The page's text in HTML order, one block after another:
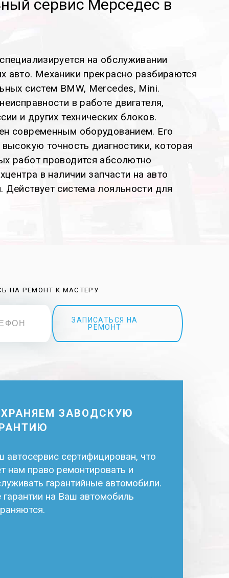
сервис Мерседес в
на обслуживании
авто. Механики прекрасно разбираются
систем BMW, Mercedes, Mini.
в работе двигателя,
и других технических блоков.
современным оборудованием. Его
точность диагностики, которая
работ проводится абсолютно
в наличии запчасти на авто
система лояльности для
НА РЕМОНТ К МАСТЕРУ
ЗАПИСАТЬСЯ НА
РЕМОНТ
ЗАВОДСКУЮ
автосервис сертифицирован, что
нам право ремонтировать и
гарантийные автомобили.
гарантии на Ваш автомобиль